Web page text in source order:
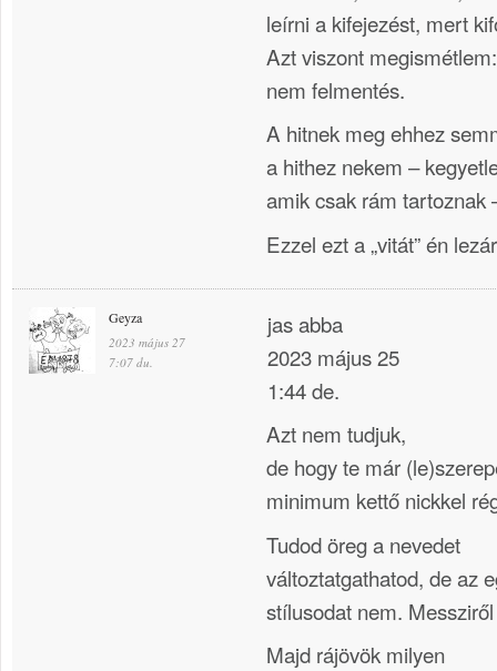
leírni a kifejezést, mert
Azt viszont
nem felmentés.
A hitnek meg ehhez
a hithez nekem –
amik csak rám tartoznak
Ezzel ezt a „vitát” én
Geyza
2023 május 27
7:07 du.
jas abba
2023 május 25
1:44 de.
Azt nem tudjuk,
de hogy te már
minimum kettő nickkel
Tudod öreg a nevedet
változtatgathatod, de az
stílusodat nem.
Majd rájövök milyen